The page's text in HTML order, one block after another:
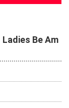
Be Am